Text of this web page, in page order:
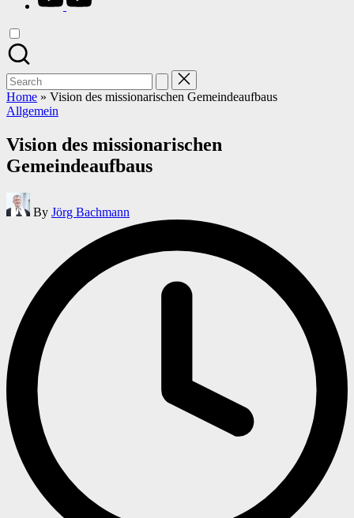
Search
for:
Home » Vision des missionarischen Gemeindeaufbaus
Posted
Allgemein
Vision des missionarischen
Gemeindeaufbaus
Posted
by
By Jörg Bachmann